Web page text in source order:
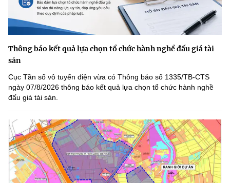
Thông báo kết quả lựa chọn tổ chức hành nghề đấu giá tài
sản
Cục Tần số vô tuyến điện vừa có Thông báo số 1335/TB-CTS
ngày 07/8/2026 thông báo kết quả lựa chọn tổ chức hành nghề
đấu giá tài sản.